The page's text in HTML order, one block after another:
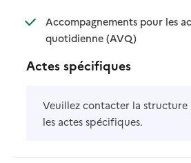
Accompagnements pour les
quotidienne (AVQ): disponible
: non disponible
Actes spécifiques
Veuillez contacter la
les actes spécifiques.